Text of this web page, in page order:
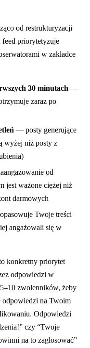
od restrukturyzacji
priorytetyzuje
w zakładce
30 minutach —
zaraz po
— posty generujące
wyżej niż posty z
od
jest ważone ciężej niż
darmowych
Twoje treści
angażowali się w
konkretny priorytet
odpowiedzi w
zwolenników, żeby
odpowiedzi na Twoim
Odpowiedzi
czy “Twoje
na to zagłosować”